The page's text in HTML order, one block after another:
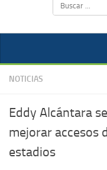
NOTICIAS
Eddy Alcántara
mejorar accesos
estadios